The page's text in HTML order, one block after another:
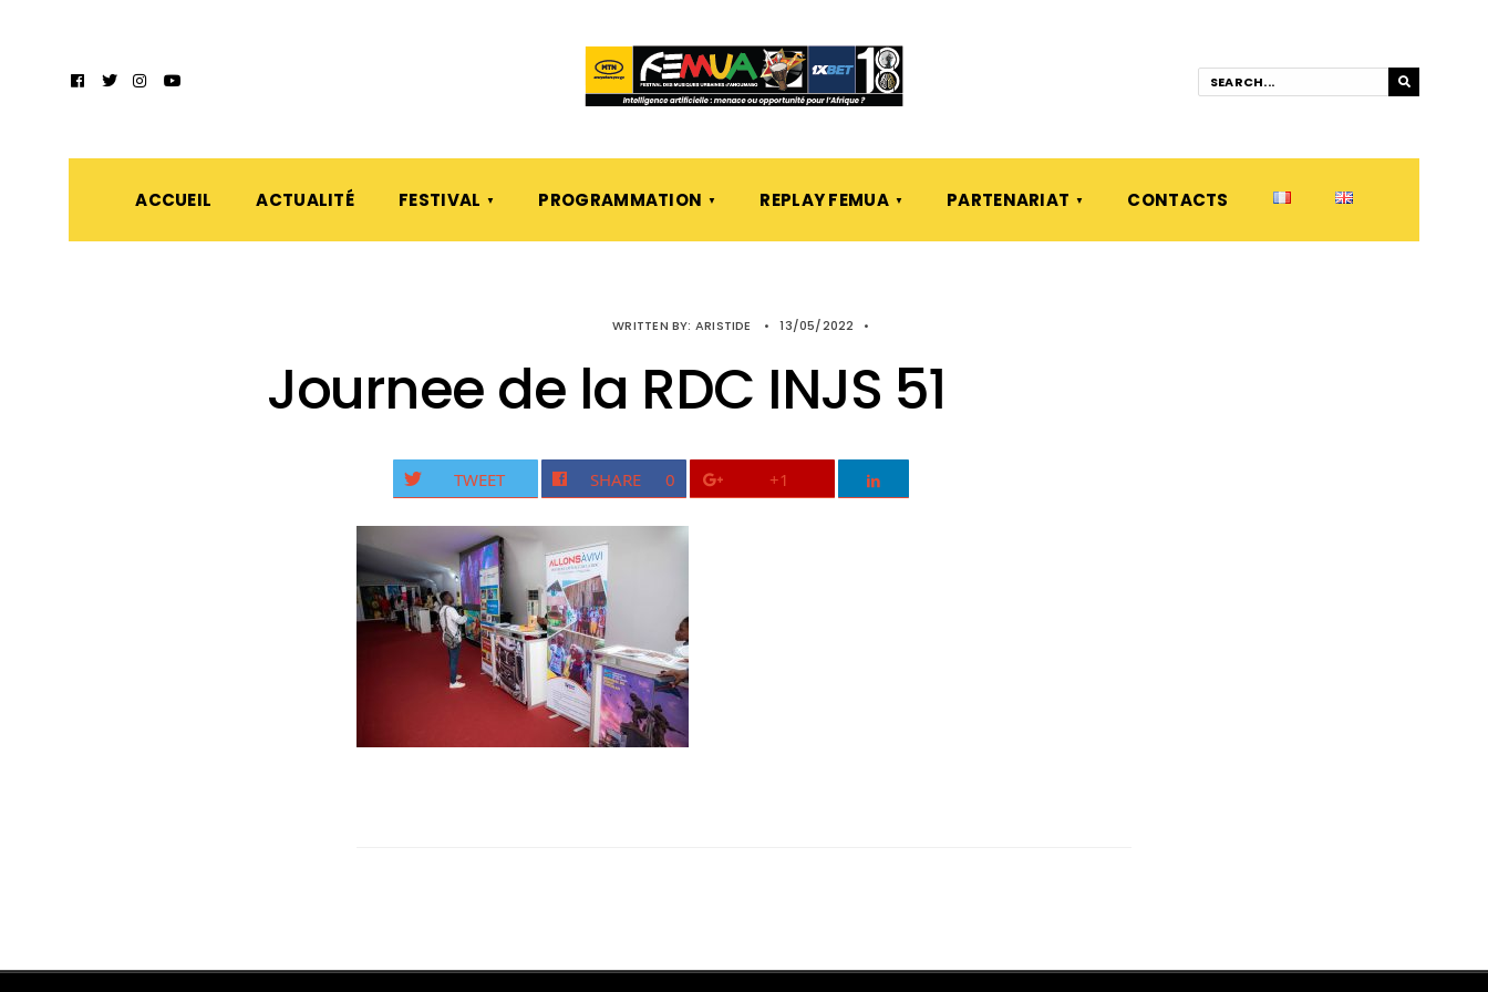
ACCUEIL ACTUALITÉ FESTIVAL PROGRAMMATION REPLAY FEMUA PARTENARIAT CONTACTS
WRITTEN BY: ARISTIDE • 13/05/2022 •
Journee de la RDC INJS 51
TWEET SHARE 0 +1